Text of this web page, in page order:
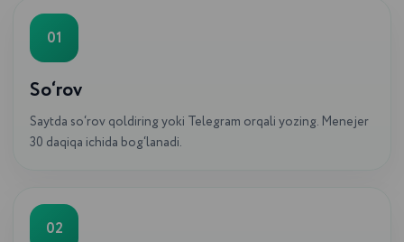
01
So‘rov
Saytda so‘rov qoldiring yoki Telegram orqali yozing. Menejer
30 daqiqa ichida bog‘lanadi.
02
Tez-tez beriladigan
savollarga JAVOBLAR
FAQs
Biz Toshkent va O‘zbekistonning boshqa